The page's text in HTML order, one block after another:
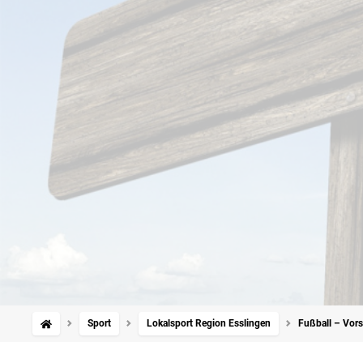
Sport Lokalsport Region Esslingen Fußball –